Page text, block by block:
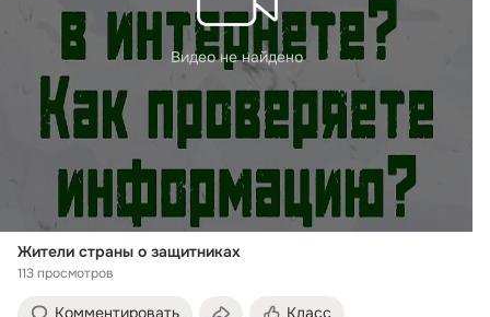
Видео не найдено
Жители страны о защитниках
113 просмотров
Комментировать Класс